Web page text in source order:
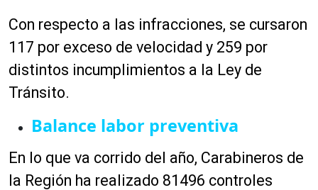
Con respecto a las infracciones, se cursaron
117 por exceso de velocidad y 259 por
distintos incumplimientos a la Ley de
Tránsito.
Balance labor preventiva
En lo que va corrido del año, Carabineros de
la Región ha realizado 81496 controles